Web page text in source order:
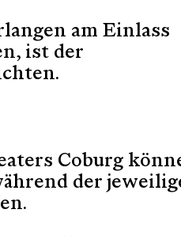
am Einlass
ist der
Coburg
der